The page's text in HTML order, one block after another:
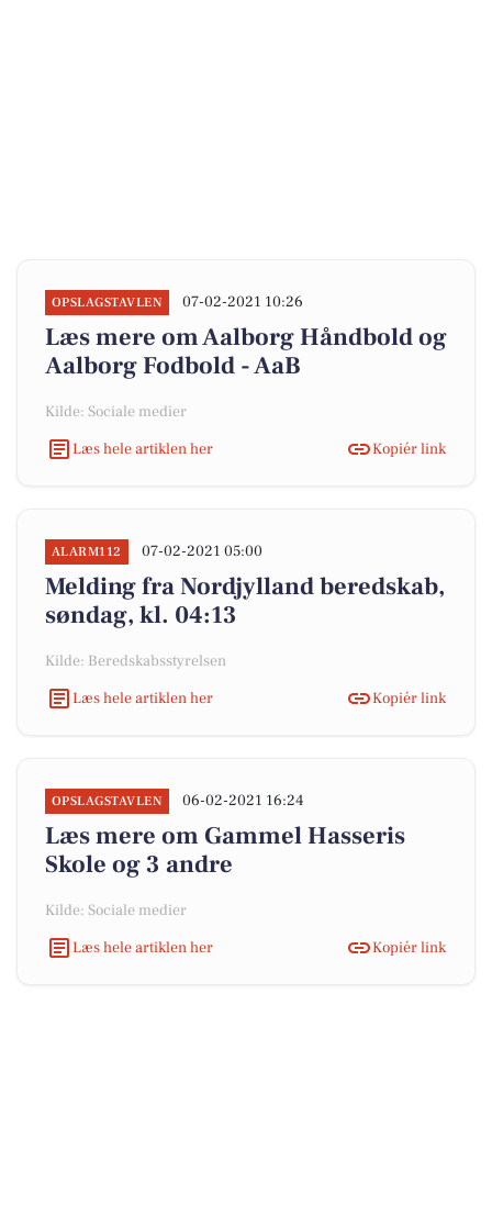
OPSLAGSTAVLEN 07-02-2021 10:26
Læs mere om Aalborg Håndbold og
Aalborg Fodbold - AaB
Kilde: Sociale medier
Læs hele artiklen her
Kopiér link
ALARM112 07-02-2021 05:00
Melding fra Nordjylland beredskab,
søndag, kl. 04:13
Kilde: Beredskabsstyrelsen
Læs hele artiklen her
Kopiér link
OPSLAGSTAVLEN 06-02-2021 16:24
Læs mere om Gammel Hasseris
Skole og 3 andre
Kilde: Sociale medier
Læs hele artiklen her
Kopiér link